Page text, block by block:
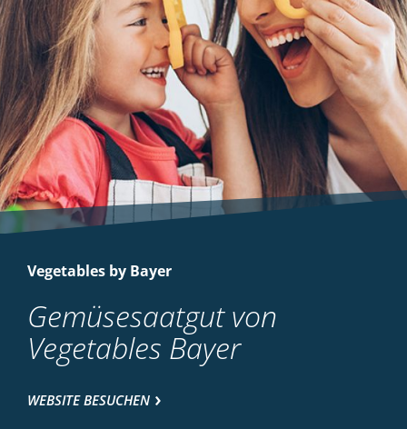
Vegetables by Bayer
Gemüsesaatgut von
Vegetables Bayer
WEBSITE BESUCHEN